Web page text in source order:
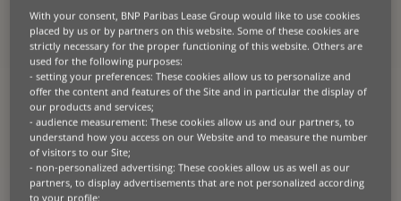
européen du financement
d’équipements professionnels, annonce
la nomination de Mirco Fusari en tant
que Directeur Financier. Il remplace
Gianluca Masciadri, nommé Directeur
financier de BNL. Dans le cadre de ses
fonctions, Mirco rapporte directement
à Isabelle Loc, Administratrice
With your consent, BNP Paribas Lease Group would like to use cookies
placed by us or by partners on this website. Some of these cookies are
strictly necessary for the proper functioning of this website. Others are
used for the following purposes:
- setting your preferences: These cookies allow us to personalize and
offer the content and features of the Site and in particular the display of
our products and services;
- audience measurement: These cookies allow us and our partners, to
understand how you access on our Website and to measure the number
of visitors to our Site;
- non-personalized advertising: These cookies allow us as well as our
partners, to display advertisements that are not personalized according
to your profile;